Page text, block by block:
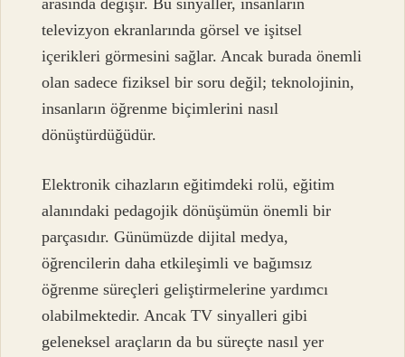
televizyon ekranlarında görsel ve işitsel
içerikleri görmesini sağlar. Ancak burada önemli
olan sadece fiziksel bir soru değil; teknolojinin,
insanların öğrenme biçimlerini nasıl
dönüştürdüğüdür.
Elektronik cihazların eğitimdeki rolü, eğitim
alanındaki pedagojik dönüşümün önemli bir
parçasıdır. Günümüzde dijital medya,
öğrencilerin daha etkileşimli ve bağımsız
öğrenme süreçleri geliştirmelerine yardımcı
olabilmektedir. Ancak TV sinyalleri gibi
geleneksel araçların da bu süreçte nasıl yer